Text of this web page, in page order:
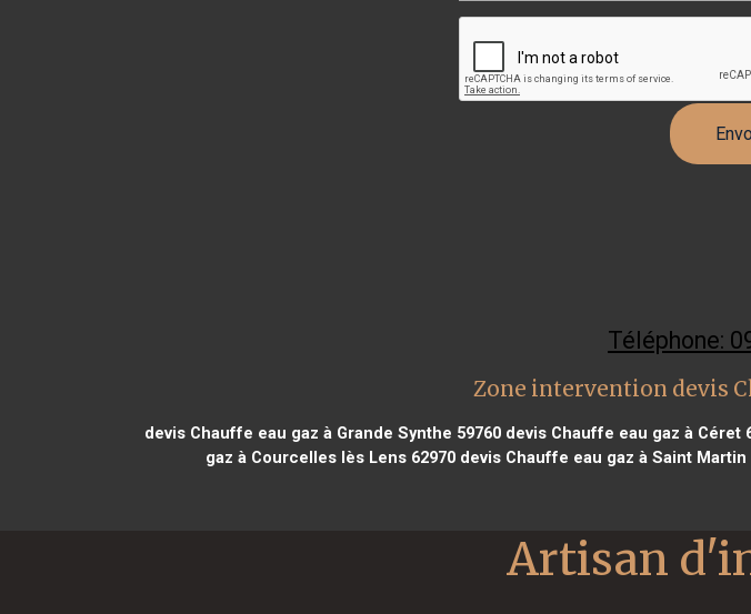
Téléphone:
Zone intervention devis
devis Chauffe eau gaz à Grande Synthe 59760 devis Chauffe eau gaz à Céret
gaz à Courcelles lès Lens 62970 devis Chauffe eau gaz à Saint Martin
Artisan